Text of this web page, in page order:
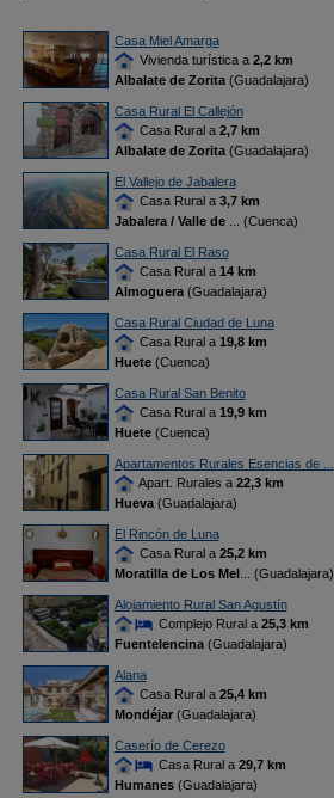
Casa Miel Amarga
Vivienda turística a 2,2 km
Albalate de Zorita(Guadalajara)
Casa Rural El Callejón
Casa Rural a 2,7 km
Albalate de Zorita(Guadalajara)
El Vallejo de Jabalera
Casa Rural a 3,7 km
Jabalera / Valle de
... (Cuenca)
Casa Rural El Raso
Casa Rural a 14 km
Almoguera(Guadalajara)
Casa Rural Ciudad de Luna
Casa Rural a 19,8 km
Huete(Cuenca)
Casa Rural San Benito
Casa Rural a 19,9 km
Huete(Cuenca)
Apartamentos Rurales Esencias de ...
Apart. Rurales a 22,3 km
Hueva(Guadalajara)
El Rincón de Luna
Casa Rural a 25,2 km
Moratilla de Los Mel... (Guadalajara)
Alojamiento Rural San Agustín
Complejo Rural a 25,3 km
Fuentelencina(Guadalajara)
Alana
Casa Rural a 25,4 km
Mondéjar(Guadalajara)
Caserío de Cerezo
Casa Rural a 29,7 km
Humanes(Guadalajara)